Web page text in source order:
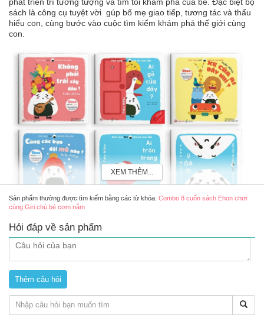
sách là công cụ tuyệt vời gúp bố mẹ giao tiếp, tương tác và thấu
hiểu con, cùng bước vào cuộc tìm kiếm khám phá thế giới cùng
con.
Đặc điểm combo 8 cuốn sách Ehon chơi cùng Giri chú
XEM THÊM...
Sản phẩm thường được tìm kiếm bằng các từ khóa: Combo 8 cuốn sách Ehon chơi
cùng Giri chú bé cơm nắm
Hỏi đáp về sản phẩm